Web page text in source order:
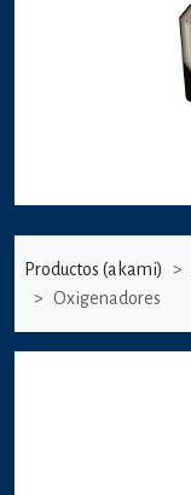
Productos (akami)
Oxigenadores